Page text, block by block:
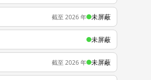
截至 2026 年 未屏蔽
未屏蔽
截至 2026 年 未屏蔽